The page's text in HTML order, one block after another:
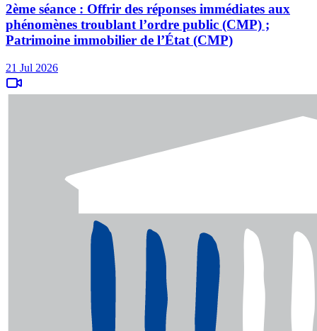
2ème séance : Offrir des réponses immédiates aux
phénomènes troublant l’ordre public (CMP) ;
Patrimoine immobilier de l’État (CMP)
21 Jul 2026